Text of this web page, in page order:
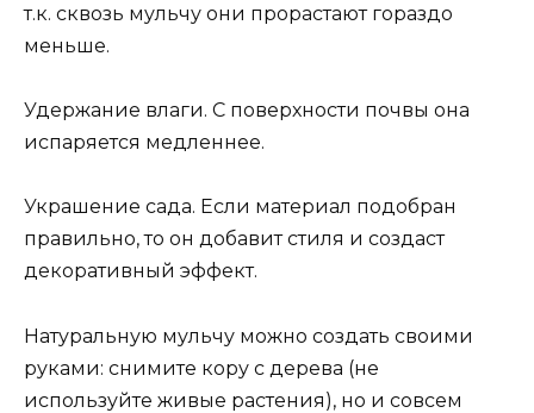
т.к. сквозь мульчу они прорастают гораздо
меньше.
Удержание влаги. С поверхности почвы она
испаряется медленнее.
Украшение сада. Eсли материал подобран
правильно, то он добавит стиля и создаст
декоративный эффект.
Натуральную мульчу можно создать своими
руками: снимите кору с дерева (не
используйте живые растения), но и совсем